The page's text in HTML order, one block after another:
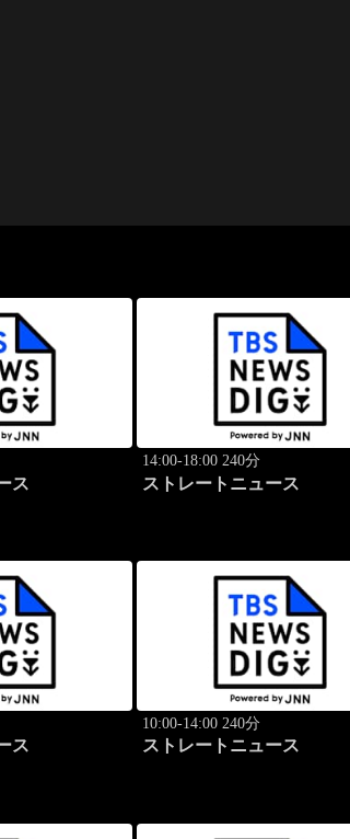
ス
14:00-18:00 240分
ストレートニュース
ス
10:00-14:00 240分
ストレートニュース